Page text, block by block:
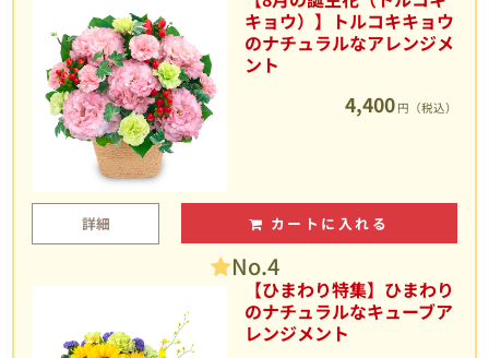
キョウ）】トルコキキョウ
のナチュラルなアレンジメ
ント
4,400 円（税込）
詳細 カートに入れる
No.4
【ひまわり特集】ひまわり
のナチュラルなキューブア
レンジメント